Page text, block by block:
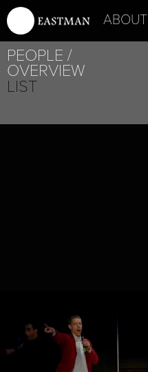
ABOUT
PEOPLE
OVERVIEW
LIST